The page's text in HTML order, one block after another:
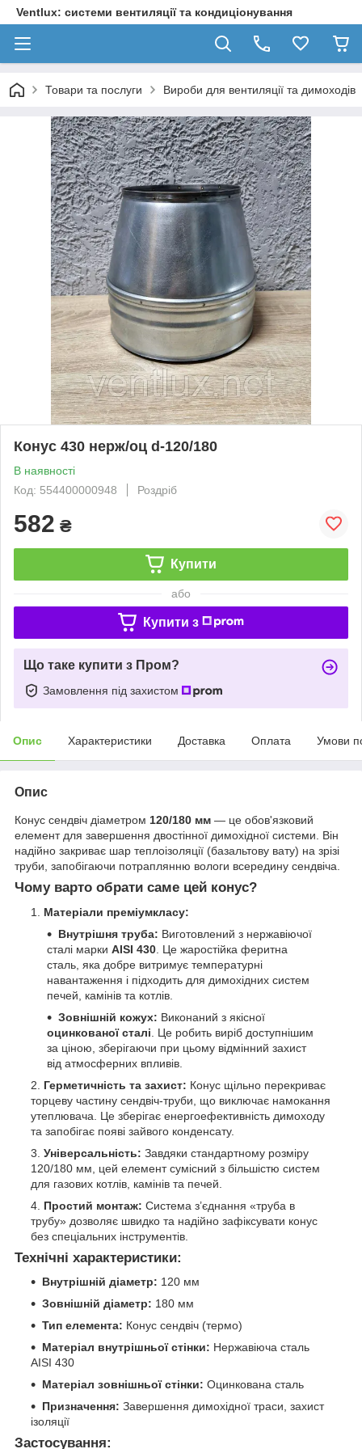
Ventlux: системи вентиляції та кондиціонування
Товари та послуги Вироби для вентиляції та димоходів
Конус 430 нерж/оц d-120/180
В наявності
Код: 554400000948
Роздріб
582 ₴
Купити
або
Купити з
Що таке купити з Пром?
Замовлення під захистом
Опис Характеристики Доставка Оплата Умови
Опис
Конус сендвіч діаметром 120/180 мм — це обов'язковий
елемент для завершення двостінної димохідної системи. Він
надійно закриває шар теплоізоляції (базальтову вату) на зрізі
труби, запобігаючи потраплянню вологи всередину сендвіча.
Чому варто обрати саме цей конус?
Матеріали преміумкласу:
Внутрішня труба: Виготовлений з нержавіючої
сталі марки AISI 430 . Це жаростійка феритна
сталь, яка добре витримує температурні
навантаження і підходить для димохідних систем
печей, камінів та котлів.
Зовнішній кожух: Виконаний з якісної
оцинкованої сталі . Це робить виріб доступнішим
за ціною, зберігаючи при цьому відмінний захист
від атмосферних впливів.
Герметичність та захист: Конус щільно перекриває
торцеву частину сендвіч-труби, що виключає намокання
утеплювача. Це зберігає енергоефективність димоходу
та запобігає появі зайвого конденсату.
Універсальність: Завдяки стандартному розміру
120/180 мм, цей елемент сумісний з більшістю систем
для газових котлів, камінів та печей.
Простий монтаж: Система з’єднання «труба в
трубу» дозволяє швидко та надійно зафіксувати конус
без спеціальних інструментів.
Технічні характеристики:
Внутрішній діаметр: 120 мм
Зовнішній діаметр: 180 мм
Тип елемента: Конус сендвіч (термо)
Матеріал внутрішньої стінки: Нержавіюча сталь
AISI 430
Матеріал зовнішньої стінки: Оцинкована сталь
Призначення: Завершення димохідної траси, захист
ізоляції
Застосування: